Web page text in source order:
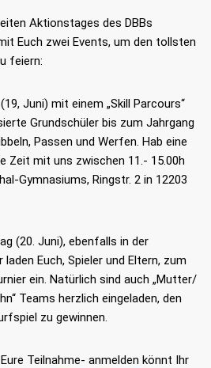
Aktionstages des DBBs
Euch zwei Events, um den tollsten
feiern:
Juni) mit einem „Skill Parcours“
Grundschüler bis zum Jahrgang
Passen und Werfen. Hab eine
Zeit mit uns zwischen 11.- 15.00h
Gymnasiums, Ringstr. 2 in 12203
(20. Juni), ebenfalls in der
laden Euch, Spieler und Eltern, zum
ein. Natürlich sind auch „Mutter/
Teams herzlich eingeladen, den
zu gewinnen.
Teilnahme- anmelden könnt Ihr